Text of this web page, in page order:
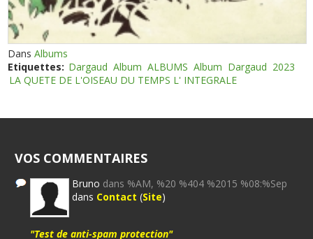
DansAlbums
Etiquettes: Dargaud Album ALBUMS Album Dargaud 2023
LA QUETE DE L'OISEAU DU TEMPS L' INTEGRALE
VOS COMMENTAIRES
Bruno dans %AM, %20 %404 %2015 %08:%Sep
dans Contact (Site)
"Test de anti-spam protection"